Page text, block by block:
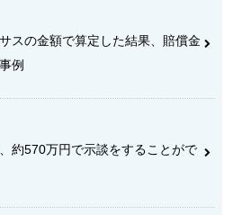
スの金額で算定した結果、賠償金
例
約570万円で示談をすることがで